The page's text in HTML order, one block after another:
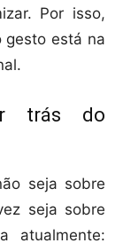
Por isso,
gesto está na
trás do
seja sobre
seja sobre
atualmente: